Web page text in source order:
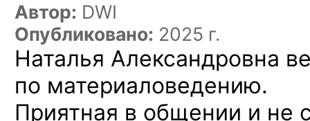
Автор: DWI
Опубликовано: 2025 г.
Наталья Александровна
по материаловедению.
Приятная в общении и не